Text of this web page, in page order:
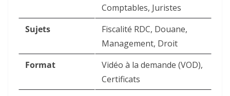
Comptables, Juristes
Sujets
Fiscalité RDC, Douane,
Management, Droit
Format
Vidéo à la demande (VOD),
Certificats